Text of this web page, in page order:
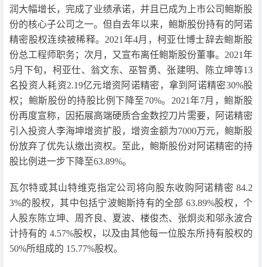
润大幅增长，完成了业绩承诺，并且已成为上市公司鲍斯股
份的核心子公司之一。但自去年以来，鲍斯股份持有的阿诺
精密股权连续被稀释。2021年4月，柯亚仕博士辞去鲍斯股
份总工程师职务；次月，又宣布离任鲍斯股份董事。2021年
5月下旬，柯亚仕、翁文东、巫智勇、张建明、陈立坤等13
名投资人耗资2.19亿元增资阿诺精密，拿到阿诺精密30%股
权；鲍斯股份的持股比例下降至70%。2021年7月，鲍斯股
份再度宣称，因拓展高端硬质合金数控刀片需要，阿诺精密
引入投资人李海坤增资扩股，增资金额为7000万元，鲍斯股
份放弃了优先认缴出资权。至此，鲍斯股份对阿诺精密的持
股比例进一步下降至63.89%。
瓦尔特或其山特维克指定公司将向股东收购阿诺精密 84.2
3%的股权，其中包括宁波鲍斯持有的全部 63.89%股权，个
人股东陈立坤、周齐良、夏波、楼俊杰、张炯炎和邬永波合
计持有的 4.57%股权，以及由其他每一位股东所持有股权的
50%所组成的 15.77%股权。